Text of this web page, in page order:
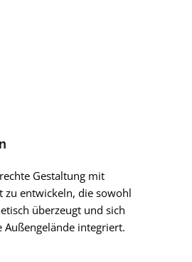
Gestaltung mit
zu entwickeln, die sowohl
überzeugt und sich
integriert.